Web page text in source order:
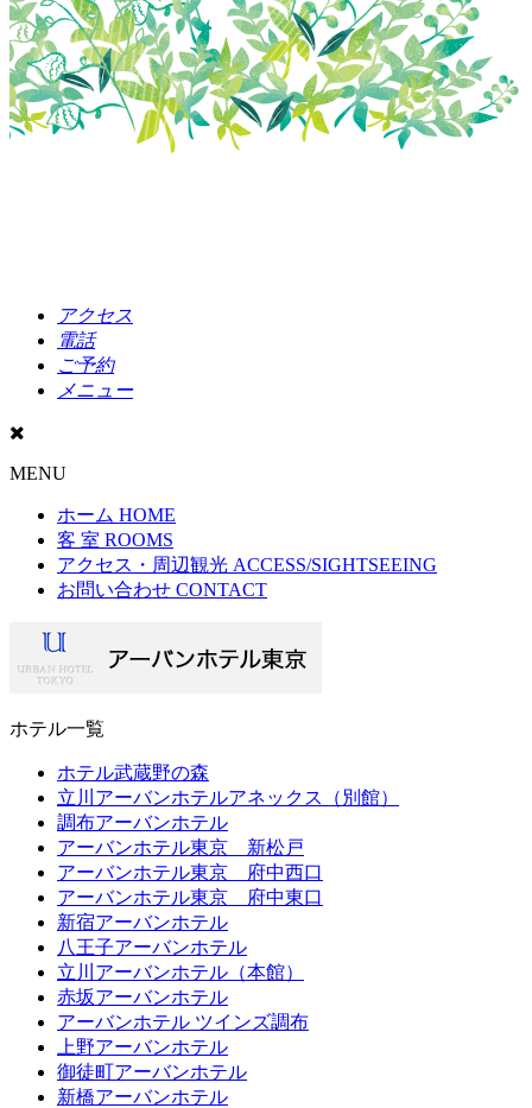
アクセス
電話
ご予約
メニュー
MENU
ホーム HOME
客 室 ROOMS
アクセス・周辺観光 ACCESS/SIGHTSEEING
お問い合わせ CONTACT
ホテル一覧
ホテル武蔵野の森
立川アーバンホテルアネックス（別館）
調布アーバンホテル
アーバンホテル東京 新松戸
アーバンホテル東京 府中西口
アーバンホテル東京 府中東口
新宿アーバンホテル
八王子アーバンホテル
立川アーバンホテル（本館）
赤坂アーバンホテル
アーバンホテル ツインズ調布
上野アーバンホテル
御徒町アーバンホテル
新橋アーバンホテル